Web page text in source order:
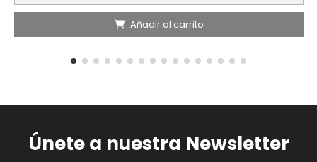
Añadir al carrito
Únete a nuestra Newsletter